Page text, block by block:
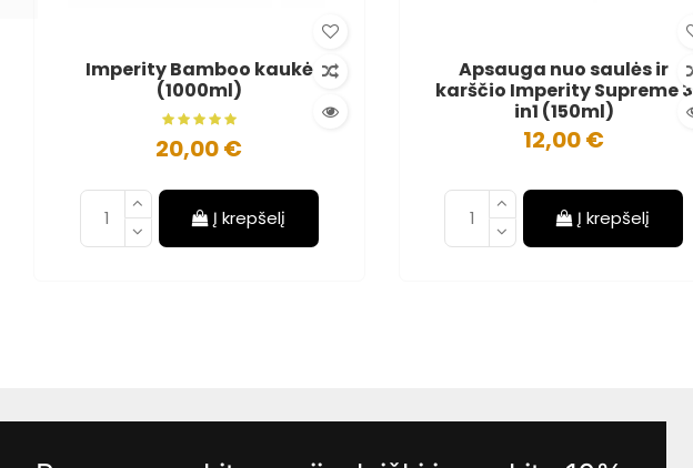
Imperity Bamboo kaukė
(1000ml)
20,00 €
Į krepšelį
Apsauga nuo saulės ir
karščio Imperity Supreme 3
in1 (150ml)
12,00 €
Į krepšelį